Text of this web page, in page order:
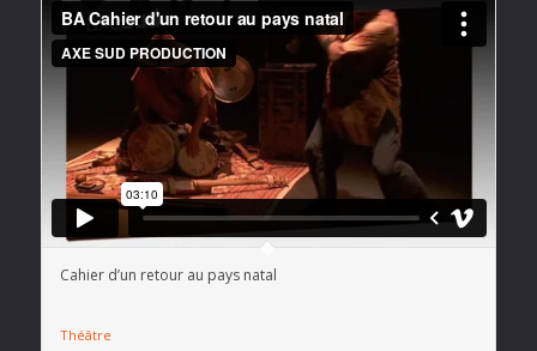
Cahier d’un retour au pays natal
Théâtre